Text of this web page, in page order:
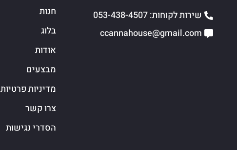
שירות לקוחות: 053-438-4507
ccannahouse@gmail.com
חנות
בלוג
אודות
מבצעים
מדיניות פרטיות
צרו קשר
הסדרי נגישות